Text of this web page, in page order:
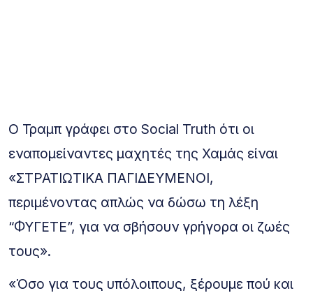
Ο Τραμπ γράφει στο Social Truth ότι οι
εναπομείναντες μαχητές της Χαμάς είναι
«ΣΤΡΑΤΙΩΤΙΚΑ ΠΑΓΙΔΕΥΜΕΝΟΙ,
περιμένοντας απλώς να δώσω τη λέξη
“ΦΥΓΕΤΕ”, για να σβήσουν γρήγορα οι ζωές
τους».
«Όσο για τους υπόλοιπους, ξέρουμε πού και